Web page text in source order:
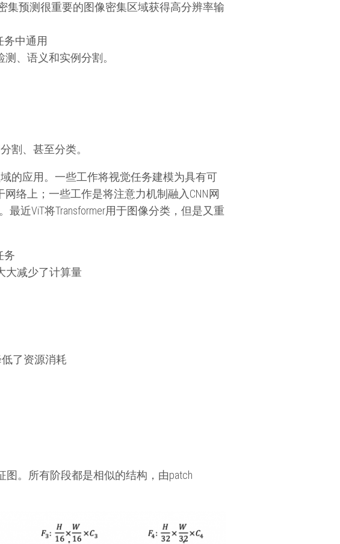
集预测很重要的图像密集区域获得高分辨率输
务中通用
、语义和实例分割。
割、甚至分类。
域的应用。一些工作将视觉任务建模为具有可
网络上；一些工作是将注意力机制融入CNN网
近ViT将Transformer用于图像分类，但是又重
务
大减少了计算量
低了资源消耗
图。所有阶段都是相似的结构，由patch